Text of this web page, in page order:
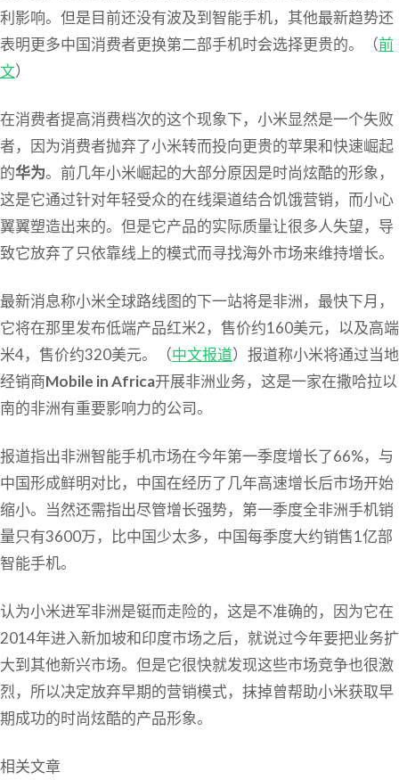
利影响。但是目前还没有波及到智能手机，其他最新趋势还
表明更多中国消费者更换第二部手机时会选择更贵的。（前
文）
在消费者提高消费档次的这个现象下，小米显然是一个失败
者，因为消费者抛弃了小米转而投向更贵的苹果和快速崛起
的华为。前几年小米崛起的大部分原因是时尚炫酷的形象，
这是它通过针对年轻受众的在线渠道结合饥饿营销，而小心
翼翼塑造出来的。但是它产品的实际质量让很多人失望，导
致它放弃了只依靠线上的模式而寻找海外市场来维持增长。
最新消息称小米全球路线图的下一站将是非洲，最快下月，
它将在那里发布低端产品红米2，售价约160美元，以及高端
米4，售价约320美元。（中文报道）报道称小米将通过当地
经销商Mobile in Africa开展非洲业务，这是一家在撒哈拉以
南的非洲有重要影响力的公司。
报道指出非洲智能手机市场在今年第一季度增长了66%，与
中国形成鲜明对比，中国在经历了几年高速增长后市场开始
缩小。当然还需指出尽管增长强势，第一季度全非洲手机销
量只有3600万，比中国少太多，中国每季度大约销售1亿部
智能手机。
认为小米进军非洲是铤而走险的，这是不准确的，因为它在
2014年进入新加坡和印度市场之后，就说过今年要把业务扩
大到其他新兴市场。但是它很快就发现这些市场竞争也很激
烈，所以决定放弃早期的营销模式，抹掉曾帮助小米获取早
期成功的时尚炫酷的产品形象。
相关文章